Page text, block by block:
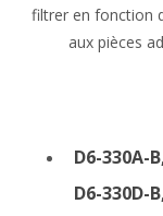
filtrer en fonction
aux pièces
D6-330A-
D6-330D-